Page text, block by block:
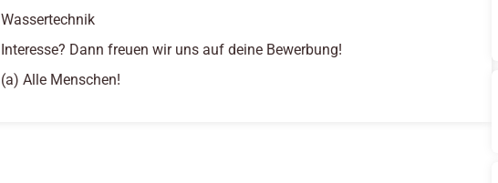
Wassertechnik
Interesse? Dann freuen wir uns auf deine Bewerbung!
(a) Alle Menschen!